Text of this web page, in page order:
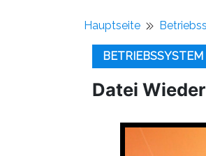
Hauptseite
BETRIEBSSYSTEM
Datei